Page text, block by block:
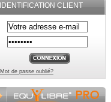
IDENTIFICATION CLIENT
Mot de passe oublié?